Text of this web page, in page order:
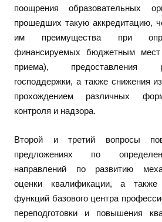
поощрения образовательных
прошедших такую аккредитацию,
им преимущества при
финансируемых бюджетным
приема), предоставления
господдержки, а также снижения
прохождением различных форм
контроля и надзора.
Второй и третий вопросы
предложениях по
направлений по развитию
оценки квалификации, а
функций базового центра
переподготовки и повышения